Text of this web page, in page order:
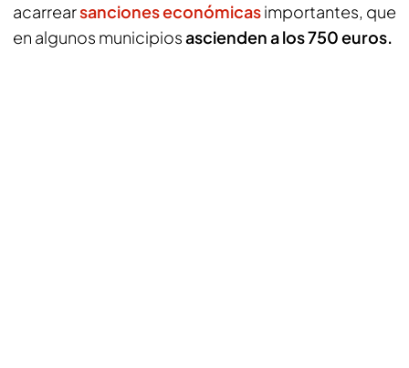
acarrearsanciones económicasimportantes, que
en algunos municipiosascienden a los 750 euros.